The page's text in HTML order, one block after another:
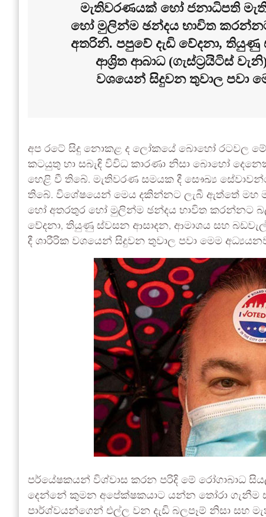
මැතිවරණයක් හෝ ජනාධිපති
හෝ මුලින්ම ඡන්දය භාවිත
අතරිනි. පපුවේ දැඩි වේදනා,
ආශ්‍රිත ආබාධ (ගැස්ට්‍රයිටිස්
වශයෙන් සිදුවන තුවාල පවා
අප රටේ සිදු නොකළ ද ලෝකයේ බොහෝ රටවල
කටයුතු හා සබැඳි විවිධ කාරණා නිසා බොහෝ
හෙළි වී තිබේ. මැතිවරණ සමයක දී සෞඛ්‍ය
තිබේ. විශේෂයෙන් මෙය දකින්නට ලැබී ඇත්තේ
හෝ අතරතුර හෝ මුලින්ම ඡන්දය භාවිත කරන්නට
වේදනා, තියුණු ස්වසන ආසාදන, ආමාශය සහ බඩවැල්
දී ශාරීරික වශයෙන් සිදුවන තුවාල පවා මෙම
පර්යේෂකයන් විශ්වාස කරන පරිදි මේ රෝගාබාධ
දෙන්නේ කුමන අපේක්ෂකයාට යන්න තෝරා
පාර්ශ්වයන්ගෙන් එල්ල වන දැඩි බලපෑම් නිසා සහ